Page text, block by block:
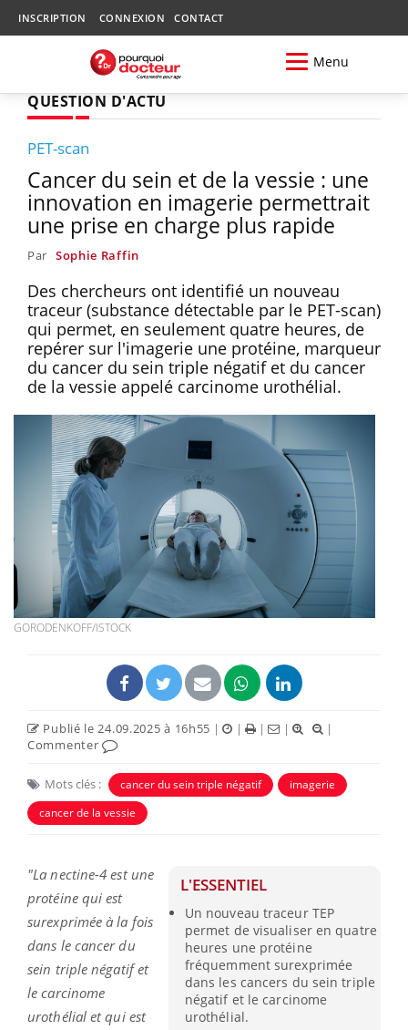
INSCRIPTION CONNEXION CONTACT
Menu
QUESTION D'ACTU
PET-scan
Cancer du sein et de la vessie : une
innovation en imagerie permettrait
une prise en charge plus rapide
Par Sophie Raffin
Des chercheurs ont identifié un nouveau
traceur (substance détectable par le PET-scan)
qui permet, en seulement quatre heures, de
repérer sur l'imagerie une protéine, marqueur
du cancer du sein triple négatif et du cancer
de la vessie appelé carcinome urothélial.
GORODENKOFF/ISTOCK
Publié le 24.09.2025 à 16h55 | | | |
|
Commenter
Mots clés : cancer du sein triple négatif
imagerie
cancer de la vessie
L'ESSENTIEL
Un nouveau traceur TEP
permet de visualiser en quatre
heures une protéine
fréquemment surexprimée
dans les cancers du sein triple
négatif et le carcinome
urothélial.
"La nectine-4 est une
protéine qui est
surexprimée à la fois
dans le cancer du
sein triple négatif et
le carcinome
urothélial et qui est